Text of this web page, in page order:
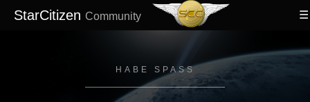
StarCitizen Community
HABE SPASS